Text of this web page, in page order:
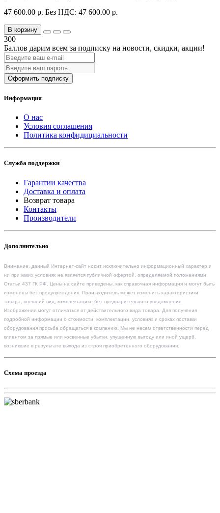
47 600.00 р. Без НДС: 47 600.00 р.
В корзину
300
Баллов дарим всем за подписку на новости, скидки, акции!
Оформить подписку
Информация
О нас
Условия соглашения
Политика конфидициальности
Служба поддержки
Гарантии качества
Доставка и оплата
Возврат товара
Контакты
Производители
Дополнительно
Внимание, данный Интернет-сайт носит исключительно информационный характер и
ни при каких условиях не является публичной офертой, определяемой положениями
Статьи 437 ГК РФ. Цены на сайте приведены, как справочная информация и могут быть
изменены без предупреждения. Производитель может изменить характеристики
товара, внешний вид, комплектацию, без предварительного уведомления.
Изображения могут отличаться от действительного вида товара. Для получения
подробной информации о стоимости, комплектации, условиях и сроках поставки
оборудования просьба обращаться в компанию. Мы не несем ответственности перед
клиентом за прямые или косвенные убытки, упущенную выгоду или иной ущерб,
возникшие в результате выхода из строя приобретенного оборудования.
Схема проезда